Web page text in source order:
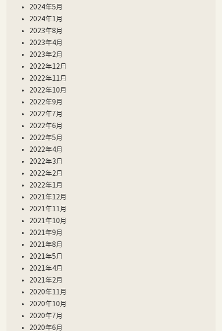
2024年5月
2024年1月
2023年8月
2023年4月
2023年2月
2022年12月
2022年11月
2022年10月
2022年9月
2022年7月
2022年6月
2022年5月
2022年4月
2022年3月
2022年2月
2022年1月
2021年12月
2021年11月
2021年10月
2021年9月
2021年8月
2021年5月
2021年4月
2021年2月
2020年11月
2020年10月
2020年7月
2020年6月